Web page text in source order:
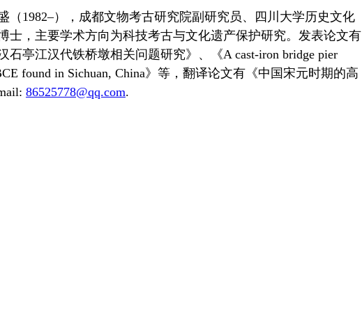
（1982–），成都文物考古研究院副研究员、四川大学历史文化
士，主要学术方向为科技考古与文化遗产保护研究。发表论文有
石亭江汉代铁桥墩相关问题研究》、《A cast-iron bridge pier
found in Sichuan, China》等，翻译论文有《中国宋元时期的高
86525778@qq.com.